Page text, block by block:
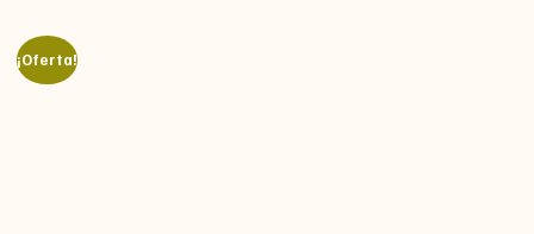
¡Oferta!